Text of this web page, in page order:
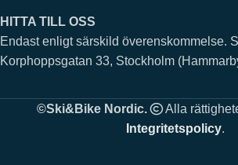
HITTA TILL OSS
Endast enligt särskild överenskommelse.
Korphoppsgatan 33, Stockholm
©Ski&Bike Nordic.
Alla
Integritetspolicy.